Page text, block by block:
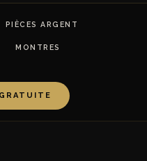
PIÈCES ARGENT
MONTRES